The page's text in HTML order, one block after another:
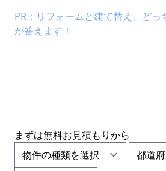
PR：リフォームと建て替え、どっ
が答えます！
まずは無料お見積もりから